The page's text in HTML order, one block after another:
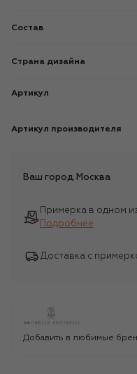
Состав
Страна дизайна
Артикул
Артикул производителя
Ваш город Москва
Примерка в одном
Подробнее
Доставка с
Добавить в любимые